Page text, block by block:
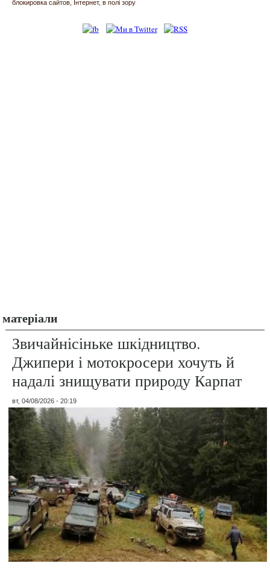
блокировка сайтов
Інтернет в полі зору
матеріали
Звичайнісіньке шкідництво.
Джипери і мотокросери хочуть й
надалі знищувати природу Карпат
вт, 04/08/2026 - 20:19